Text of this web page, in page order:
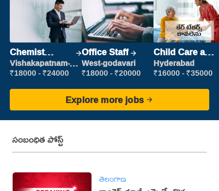
Chemist
Production
Executive
Vishakapatnam-
new
₹18000 - ₹24000
Office Staff
West-godavari
₹18000 - ₹20000
Child Care and
Patient care
Hyderabad
₹16000 - ₹35000
Explore more jobs
సంబంధిత పోస్ట్
తెలంగాణ